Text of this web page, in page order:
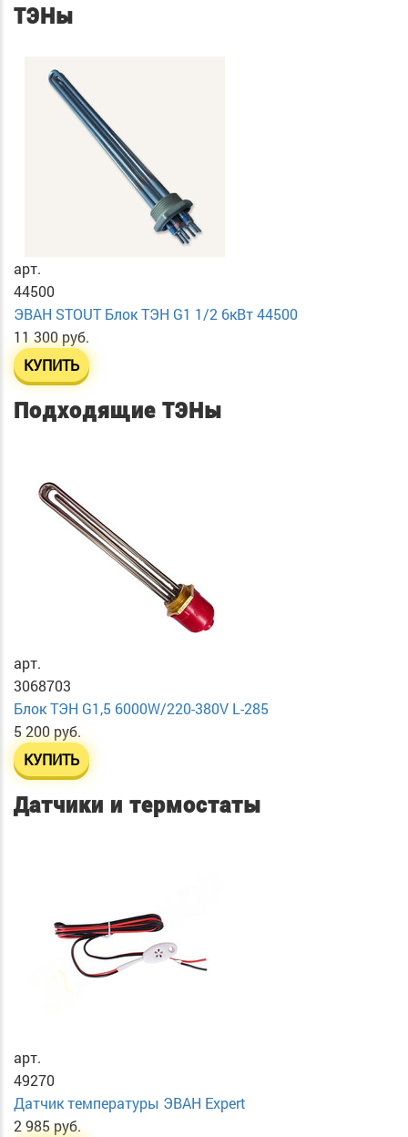
ТЭНы
арт.
44500
ЭВАН STOUT Блок ТЭН G1 1/2 6кВт 44500
11 300 руб.
КУПИТЬ
Подходящие ТЭНы
арт.
3068703
Блок ТЭН G1,5 6000W/220-380V L-285
5 200 руб.
КУПИТЬ
Датчики и термостаты
арт.
49270
Датчик температуры ЭВАН Expert
2 985 руб.